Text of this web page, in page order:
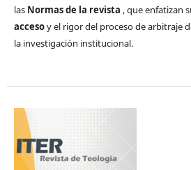
las Normas de la revista , que enfatizan
accesoy el rigor del proceso de arbitraje
la investigación institucional.